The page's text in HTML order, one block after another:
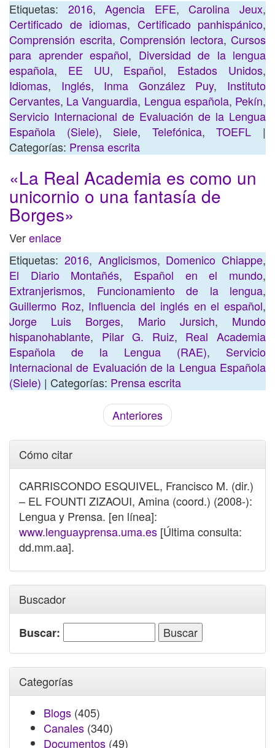
Etiquetas: 2016,Agencia EFE,Carolina Jeux,
Certificado de idiomas, Certificado panhispánico,
Comprensión escrita, Comprensión lectora, Cursos
para aprender español, Diversidad de la lengua
española, EE UU, Español, Estados Unidos,
Idiomas, Inglés, Inma González Puy, Instituto
Cervantes, La Vanguardia, Lengua española, Pekín,
Servicio Internacional de Evaluación de la Lengua
Española (Siele), Siele, Telefónica,TOEFL |
Categorías: Prensa escrita
«La Real Academia es como un
unicornio o una fantasía de
Borges»
Verenlace
Etiquetas: 2016, Anglicismos, Domenico Chiappe,
El Diario Montañés, Español en el mundo,
Extranjerismos, Funcionamiento de la lengua,
Guillermo Roz, Influencia del inglés en el español,
Jorge Luis Borges, Mario Jursich, Mundo
hispanohablante, Pilar G. Ruiz, Real Academia
Española de la Lengua (RAE), Servicio
Internacional de Evaluación de la Lengua Española
(Siele) | Categorías: Prensa escrita
Anteriores
Cómo citar
CARRISCONDO ESQUIVEL, Francisco M. (dir.)
– EL FOUNTI ZIZAOUI, Amina (coord.) (2008-):
Lengua y Prensa. [en línea]:
www.lenguayprensa.uma.es [Última consulta:
dd.mm.aa].
Buscador
Buscar:
Categorías
Blogs (405)
Canales (340)
Documentos (49)